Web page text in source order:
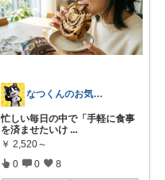
なつくんのお気に♥
忙しい毎日の中で「手軽に食事
を済ませたいけ ...
￥ 2,520～
0 0 8